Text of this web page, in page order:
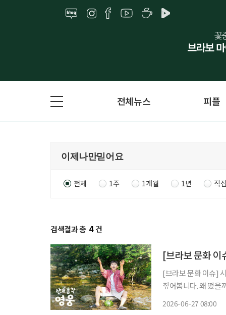
전체뉴스 피플
전체 1주 1개월 1년 직
검색결과 총 4 건
[브라보 문화 이
[브라보 문화 이슈]
짚어봅니다. 왜 떴을까? 가수 임영웅이 산골 생활에 나섰다. 지난 23일 첫 방송된 SBS 예능
2026-06-27 08:00